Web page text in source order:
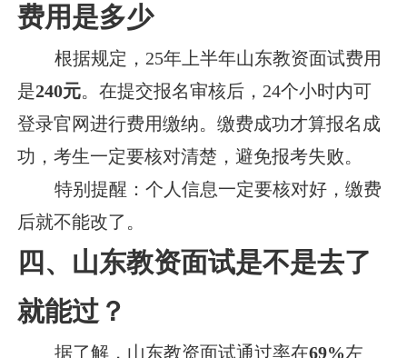
费用是多少
根据规定，25年上半年山东教资面试费用
是240元。在提交报名审核后，24个小时内可
登录官网进行费用缴纳。缴费成功才算报名成
功，考生一定要核对清楚，避免报考失败。
特别提醒：个人信息一定要核对好，缴费
后就不能改了。
四、山东教资面试是不是去了
就能过？
据了解，山东教资面试通过率在69%左